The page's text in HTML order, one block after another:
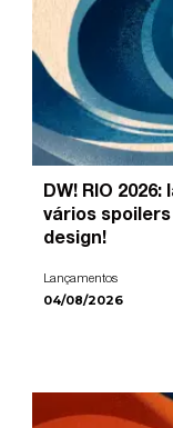
DW! RIO
vários
design!
Lançamentos
04/08/2026